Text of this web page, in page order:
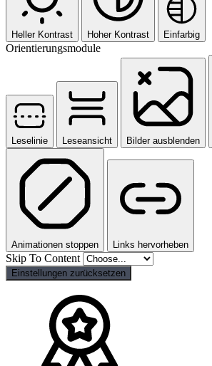
Heller Kontrast Hoher Kontrast Einfarbig
Orientierungsmodule
Leselinie Leseansicht Bilder ausblenden
Animationen stoppen Links hervorheben
Skip To Content
Einstellungen zurücksetzen